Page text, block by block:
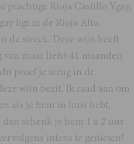
prachtige Rioja Castillo Ygay,
ligt in de Rioja Alto,
de streek. Deze wijn heeft
maar liefst 41 maanden
proef je terug in de
wijn bezit. Ik raad aan om
als je hem in huis hebt,
schenk je hem 1 á 2 uur
intens te genieten!